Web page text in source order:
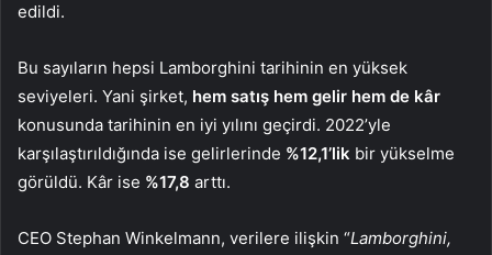
edildi.
Bu sayıların hepsi Lamborghini tarihinin en yüksek
seviyeleri. Yani şirket, hem satış hem gelir hem de kâr
konusunda tarihinin en iyi yılını geçirdi. 2022’yle
karşılaştırıldığında ise gelirlerinde %12,1’lik bir yükselme
görüldü. Kâr ise %17,8 arttı.
CEO Stephan Winkelmann, verilere ilişkin “Lamborghini,